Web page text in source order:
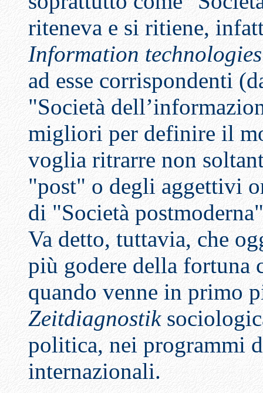
riteneva e si ritiene,
Information technologies
ad esse corrispondenti
"Società
migliori per definire il
voglia ritrarre non
"post" o degli aggettivi
di "Società
Va detto, tuttavia, che
più godere della fortuna
quando venne in primo
Zeitdiagnostik
politica, nei programmi
internazionali.